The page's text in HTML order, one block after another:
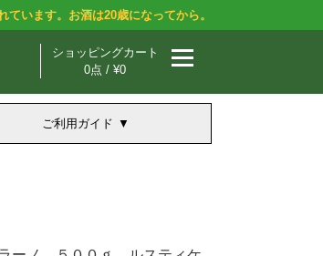
います。お酒は20歳になってから。
ショッピングカート
0点 / ¥0
ご利用ガイド